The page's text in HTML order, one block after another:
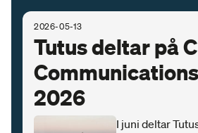
2026-05-13
Tutus deltar på
2026
I juni deltar